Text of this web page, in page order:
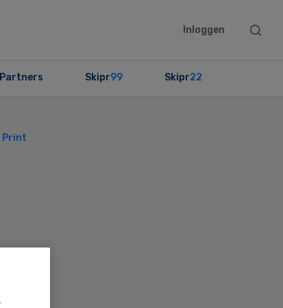
Inloggen
Search
Partners Skipr99 Skipr22
Print